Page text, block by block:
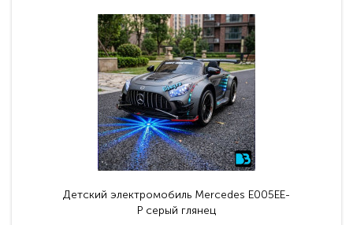
Детский электромобиль Mercedes E005EE-
P серый глянец